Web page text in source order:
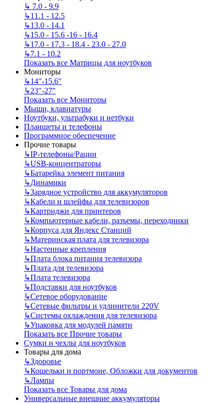
↳ 7.0 - 9.9
↳11.1 - 12.5
↳13.0 - 14.1
↳15.0 - 15.6 -16 - 16.4
↳17.0 - 17.3 - 18.4 - 23.0 - 27.0
↳7.1 - 10.2
Показать все Матрицы для ноутбуков
Мониторы
↳14"-15.6"
↳23"-27"
Показать все Мониторы
Мыши, клавиатуры
Ноутбуки, ультрабуки и нетбуки
Планшеты и телефоны
Программное обеспечение
Прочие товары
↳IP‑телефоны/Рации
↳USB-концентраторы
↳Батарейка элемент питания
↳Динамики
↳Зарядное устройство для аккумуляторов
↳Кабели и шлейфы для телевизоров
↳Картриджи для принтеров
↳Компьютерные кабели, разъемы, переходники
↳Корпуса для Яндекс Станций
↳Материнская плата для телевизора
↳Настенные крепления
↳Плата блока питания телевизора
↳Плата для телевизора
↳Плата телевизора
↳Подставки для ноутбуков
↳Сетевое оборудование
↳Сетевые фильтры и удлинители 220V
↳Системы охлаждения для телевизора
↳Упаковка для модулей памяти
Показать все Прочие товары
Сумки и чехлы для ноутбуков
Товары для дома
↳Здоровье
↳Кошельки и портмоне, Обложки для документов
↳Лампы
Показать все Товары для дома
Универсальные внешние аккумуляторы